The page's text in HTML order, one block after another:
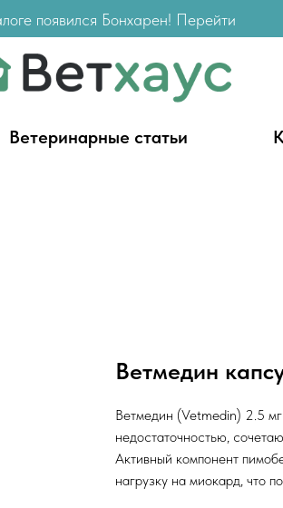
появился Бонхарен! Перейти
Ветеринарные статьи
Ветмедин
Ветмедин (Vetmedin) 2.5
недостаточностью,
Активный компонент
нагрузку на миокард, что